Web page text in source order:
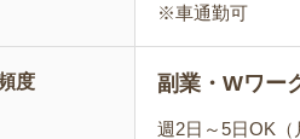
※車通勤可
度 副業・Wワー
週2日～5日OK